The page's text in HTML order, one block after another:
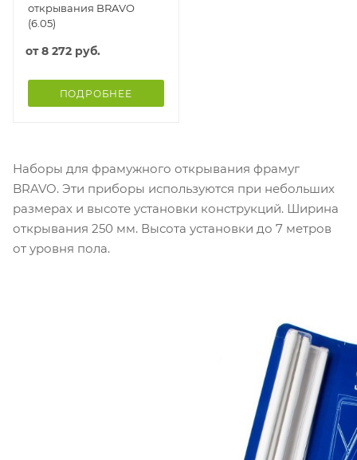
открывания BRAVO
(6.05)
от8 272 руб.
ПОДРОБНЕЕ
Наборы для фрамужного открывания фрамуг
BRAVO. Эти приборы используются при небольших
размерах и высоте установки конструкций. Ширина
открывания 250 мм. Высота установки до 7 метров
от уровня пола.